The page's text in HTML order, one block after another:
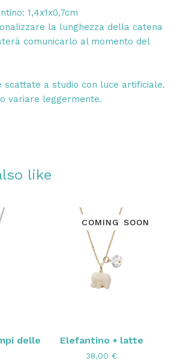
1,4x1x0,7cm
la lunghezza della catena
comunicarlo al momento del
scattate a studio con luce artificiale.
variare leggermente.
like
delle
COMING SOON
Elefantino ⭑ latte
38,00 €